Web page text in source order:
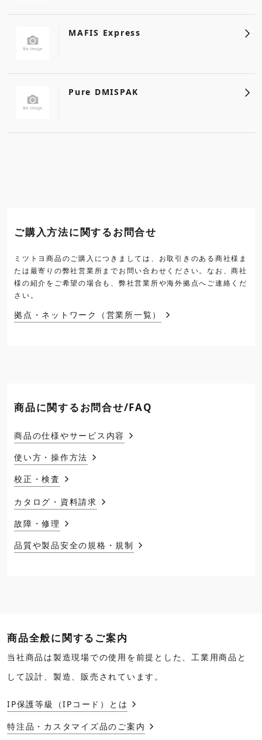
MAFIS Express
Pure DMISPAK
ご購入方法に関するお問合せ
ミツトヨ商品のご購入につきましては、お取引きのある商社様ま
たは最寄りの弊社営業所までお問い合わせください。なお、商社
様の紹介をご希望の場合も、弊社営業所や海外拠点へご連絡くだ
さい。
拠点・ネットワーク（営業所一覧）
商品に関するお問合せ/FAQ
商品の仕様やサービス内容
使い方・操作方法
校正・検査
カタログ・資料請求
故障・修理
品質や製品安全の規格・規制
商品全般に関するご案内
当社商品は製造現場での使用を前提とした、工業用商品と
して設計、製造、販売されています。
IP保護等級（IPコード）とは
特注品・カスタマイズ品のご案内